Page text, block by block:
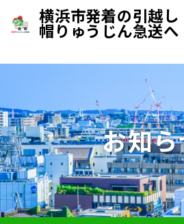
横浜市発着の引越
帽りゅうじん急送へ
お知